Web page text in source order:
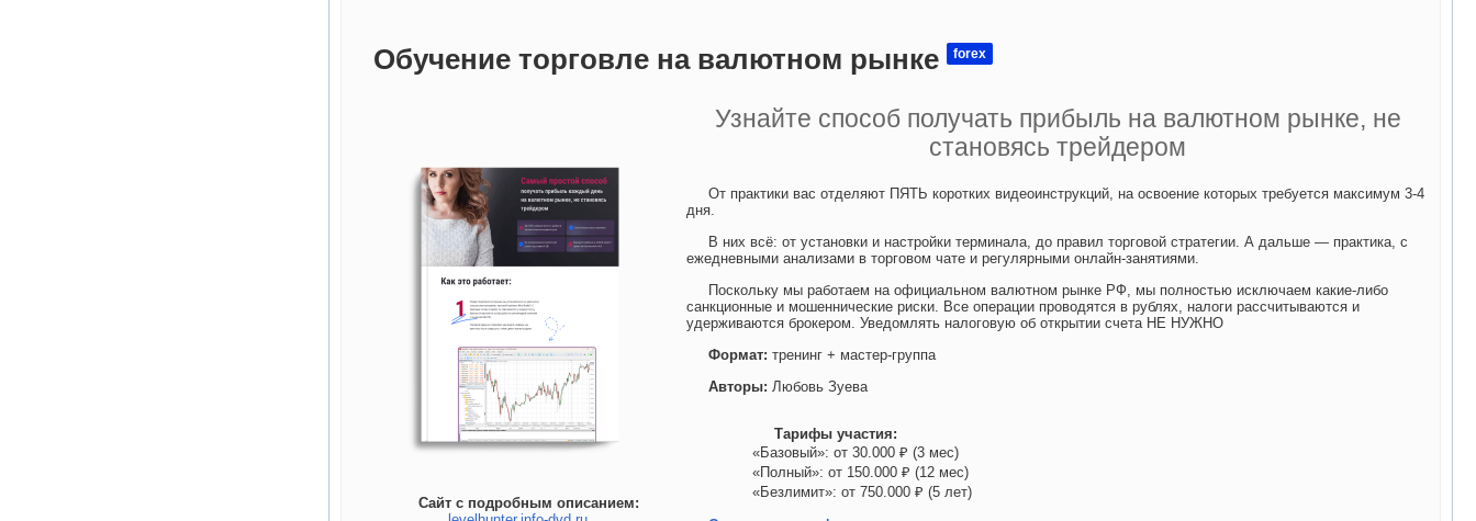
Обучение торговле на валютном рынке forex
Сайт с подробным описанием:
Узнайте способ получать прибыль на валютном рынке, не
становясь трейдером
От практики вас отделяют ПЯТЬ коротких видеоинструкций, на освоение которых требуется максимум 3-4
дня.
В них всё: от установки и настройки терминала, до правил торговой стратегии. А дальше — практика, с
ежедневными анализами в торговом чате и регулярными онлайн-занятиями.
Поскольку мы работаем на официальном валютном рынке РФ, мы полностью исключаем какие-либо
санкционные и мошеннические риски. Все операции проводятся в рублях, налоги рассчитываются и
удерживаются брокером. Уведомлять налоговую об открытии счета НЕ НУЖНО
Формат: тренинг + мастер-группа
Авторы: Любовь Зуева
Тарифы участия:
«Базовый»: от 30.000 ₽ (3 мес)
«Полный»: от 150.000 ₽ (12 мес)
«Безлимит»: от 750.000 ₽ (5 лет)